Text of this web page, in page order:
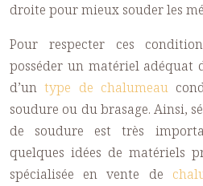
droite pour mieux souder les
Pour respecter ces
posséder un matériel adéquat
d’untype de chalumeau
soudure ou du brasage. Ainsi,
de soudure est très
quelques idées de matériels
spécialisée en vente de